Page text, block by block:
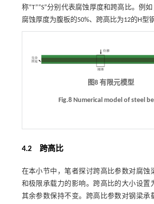
称“T”“S”分别代表腐蚀厚度和跨高比。例如
腐蚀厚度为腹板的50%、跨高比为12的H型
图8 有限元模型
Fig.8 Numerical model of steel
4.2跨高比
在本小节中，笔者探讨跨高比参数对腐蚀
和极限承载力的影响。跨高比的大小设置
其余参数保持不变。跨高比参数对钢梁承